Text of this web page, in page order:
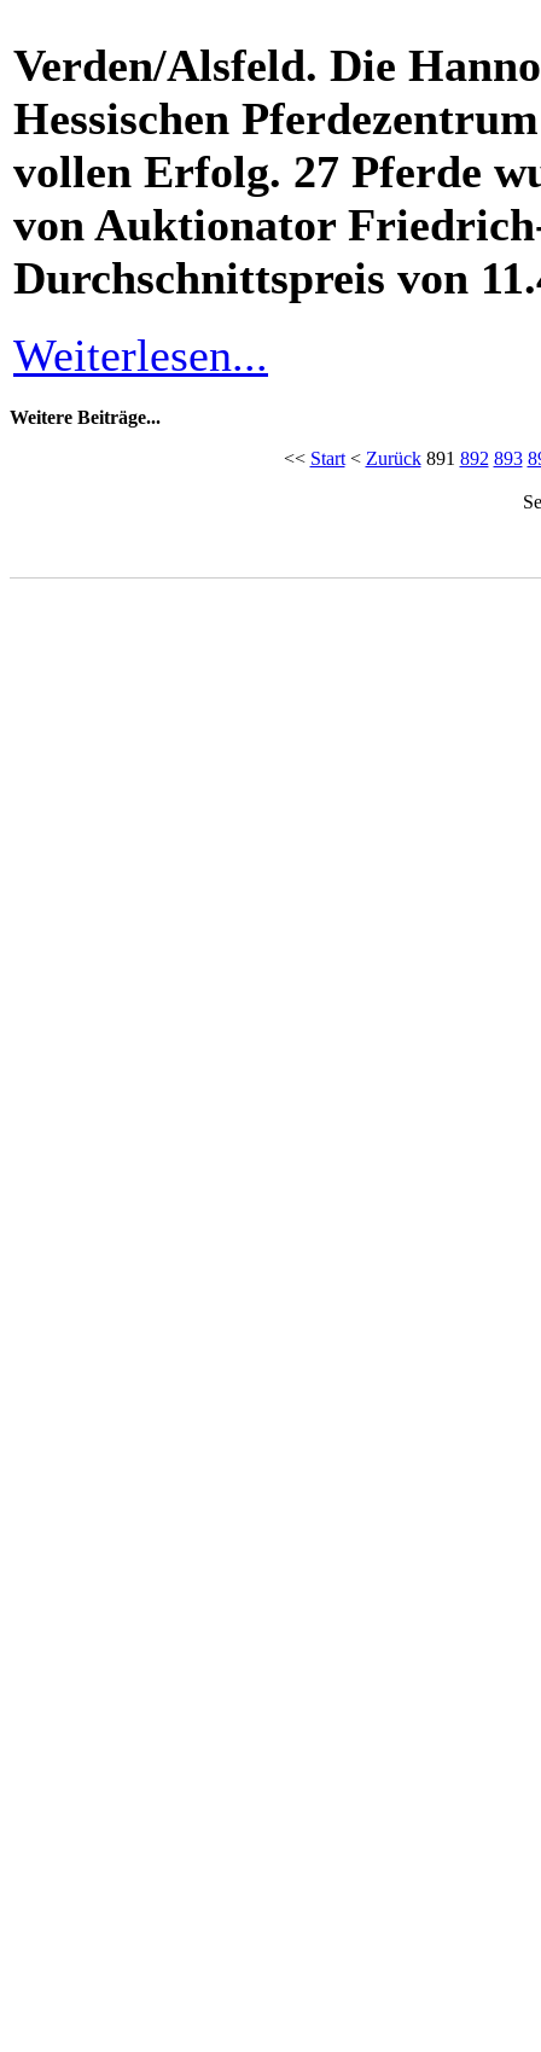
Verden/Alsfeld. Die
Hessischen
vollen Erfolg. 27 Pferde
von Auktionator
Durchschnittspreis von
Weiterlesen...
Weitere Beiträge...
<< Start< Zurück 891 892 893